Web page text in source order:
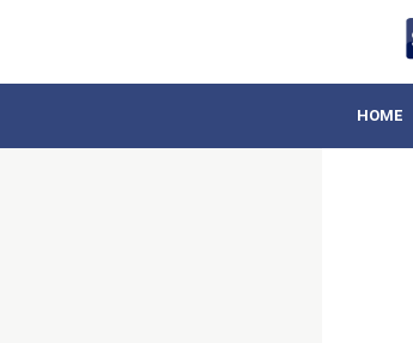
HOME